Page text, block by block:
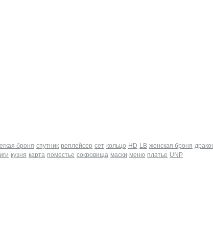
броня спутник реплейсер сет кольцо HD LB женская броня
кузня карта поместье сокровища маски меню платье UNP